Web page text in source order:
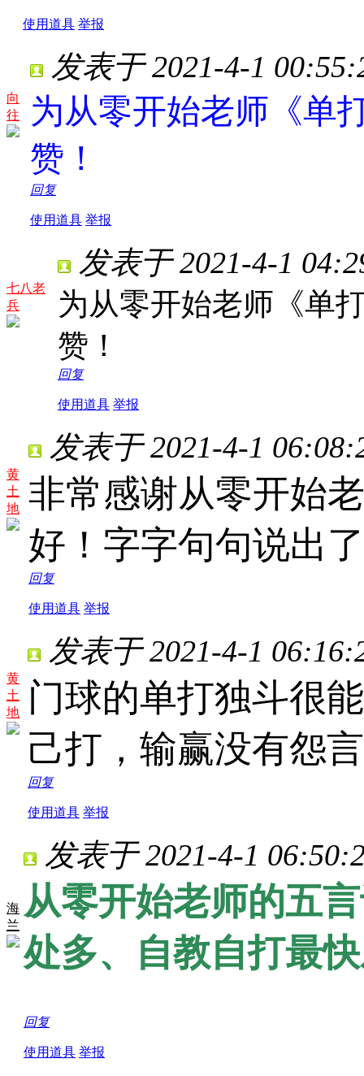
使用道具 举报
向
往
发表于 2021-4-1
为从零开始老师《单
赞！
回复
使用道具 举报
七八老
兵
发表于 2021-4-1
为从零开始老师《单
赞！
回复
使用道具 举报
黄
土
地
发表于 2021-4-1
非常感谢从零开始
好！字字句句说出
回复
使用道具 举报
黄
土
地
发表于 2021-4-1
门球的单打独斗很
己打，输赢没有怨
回复
使用道具 举报
海
兰
发表于 2021-4-1
从零开始老师的五
处多、自教自打最
回复
使用道具 举报